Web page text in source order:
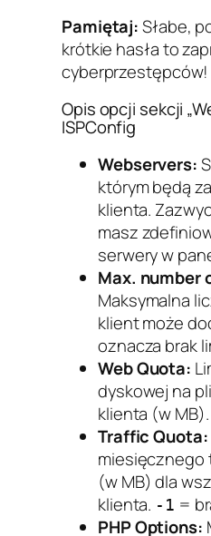
Pamiętaj:Słabe,
krótkie hasła to
cyberprzestępców!
Opis opcji sekcji
ISPConfig
Webservers:
którym będą
klienta.
masz
serwery w
Max. number
Maksymalna
klient może
oznacza brak
Web Quota:
dyskowej na
klienta (w MB).
Traffic Quota:
miesięcznego
(w MB) dla
klienta. -1 =
PHP Options: